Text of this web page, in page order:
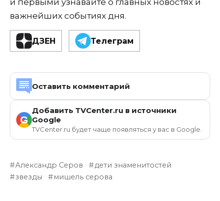
важнейших событиях дня.
ДЗЕН Телеграм
Оставить комментарий
G
Добавить TVCenter.ru в источники
Google
TVCenter.ru будет чаще появляться у вас в Google.
Александр Серов
дети знаменитостей
звезды
мишель серова